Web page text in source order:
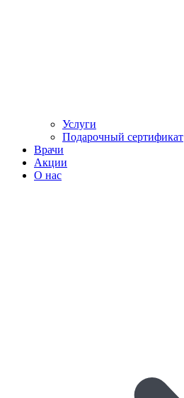
Услуги
Подарочный сертификат
Врачи
Акции
О нас